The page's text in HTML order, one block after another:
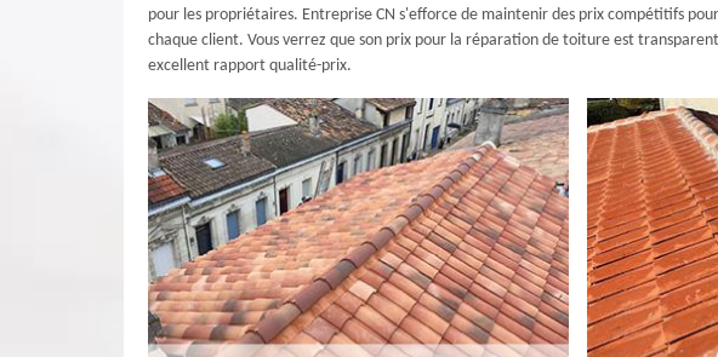
pour les propriétaires. Entreprise CN s'efforce de maintenir des prix compétitifs
chaque client. Vous verrez que son prix pour la réparation de toiture est
excellent rapport qualité-prix.